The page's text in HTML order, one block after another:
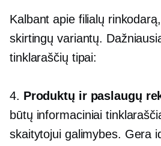
Kalbant apie filialų
skirtingų variantų.
tinklaraščių tipai:
4. Produktų ir paslaugų
būtų informaciniai
skaitytojui galimybes. Gera